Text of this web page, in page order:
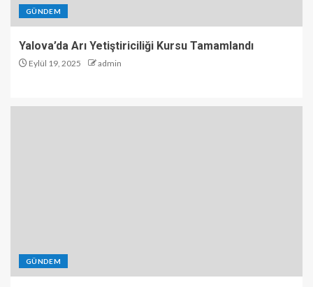
GÜNDEM
Yalova’da Arı Yetiştiriciliği Kursu Tamamlandı
Eylül 19, 2025 admin
GÜNDEM